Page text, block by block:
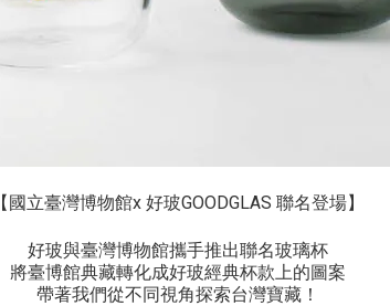
【國立臺灣博物館x 好玻GOODGLAS 聯名登場】
好玻與臺灣博物館攜手推出聯名玻璃杯
將臺博館典藏轉化成好玻經典杯款上的圖案
帶著我們從不同視角探索台灣寶藏！